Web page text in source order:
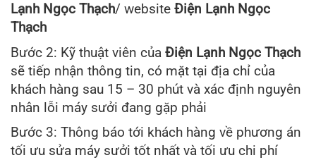
Lạnh Ngọc Thạch/ website Điện Lạnh Ngọc
Thạch
Bước 2: Kỹ thuật viên của Điện Lạnh Ngọc Thạch
sẽ tiếp nhận thông tin, có mặt tại địa chỉ của
khách hàng sau 15 – 30 phút và xác định nguyên
nhân lỗi máy sưởi đang gặp phải
Bước 3: Thông báo tới khách hàng về phương án
tối ưu sửa máy sưởi tốt nhất và tối ưu chi phí